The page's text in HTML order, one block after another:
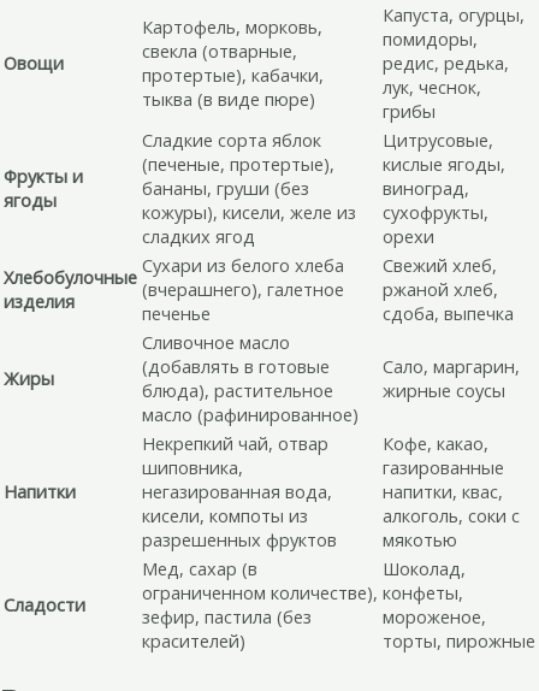
Овощи
Картофель, морковь,
свекла (отварные,
протертые), кабачки,
тыква (в виде пюре)
Капуста, огурцы,
помидоры,
редис, редька,
лук, чеснок,
грибы
Фрукты и
ягоды
Сладкие сорта яблок
(печеные, протертые),
бананы, груши (без
кожуры), кисели, желе из
сладких ягод
Цитрусовые,
кислые ягоды,
виноград,
сухофрукты,
орехи
Хлебобулочные
изделия
Сухари из белого хлеба
(вчерашнего), галетное
печенье
Свежий хлеб,
ржаной хлеб,
сдоба, выпечка
Жиры
Сливочное масло
(добавлять в готовые
блюда), растительное
масло (рафинированное)
Сало, маргарин,
жирные соусы
Напитки
Некрепкий чай, отвар
шиповника,
негазированная вода,
кисели, компоты из
разрешенных фруктов
Кофе, какао,
газированные
напитки, квас,
алкоголь, соки с
мякотью
Сладости
Мед, сахар (в
ограниченном количестве),
зефир, пастила (без
красителей)
Шоколад,
конфеты,
мороженое,
торты, пирожные